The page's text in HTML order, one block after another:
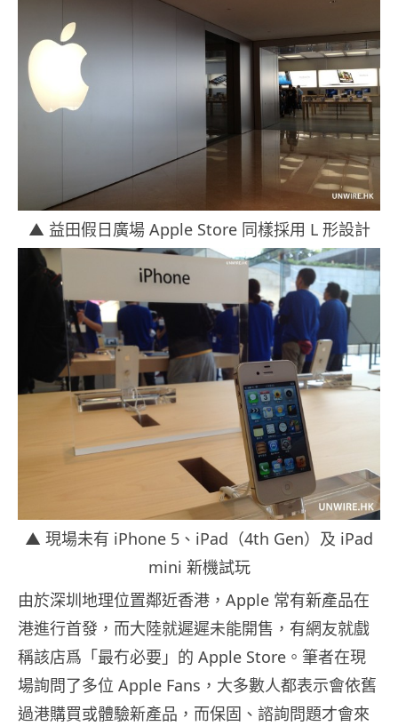
▲ 益田假日廣場 Apple Store 同樣採用 L 形設計
▲ 現場未有 iPhone 5、iPad（4th Gen）及 iPad
mini 新機試玩
由於深圳地理位置鄰近香港，Apple 常有新產品在
港進行首發，而大陸就遲遲未能開售，有網友就戲
稱該店爲「最冇必要」的 Apple Store。筆者在現
場詢問了多位 Apple Fans，大多數人都表示會依舊
過港購買或體驗新產品，而保固、諮詢問題才會來